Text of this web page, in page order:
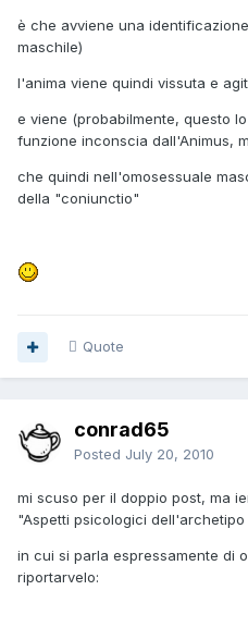
è che avviene una
maschile)
l'anima viene quindi vissuta e
e viene (probabilmente, questo
funzione inconscia dall'Animus,
che quindi nell'omosessuale
della "coniunctio"
Quote
conrad65
Posted July 20, 2010
mi scuso per il doppio post, ma
"Aspetti psicologici
in cui si parla espressamente di
riportarvelo: